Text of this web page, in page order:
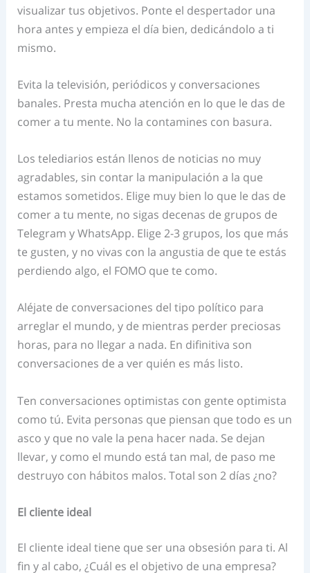
visualizar tus objetivos. Ponte el despertador una
hora antes y empieza el día bien, dedicándolo a ti
mismo.
Evita la televisión, periódicos y conversaciones
banales. Presta mucha atención en lo que le das de
comer a tu mente. No la contamines con basura.
Los telediarios están llenos de noticias no muy
agradables, sin contar la manipulación a la que
estamos sometidos. Elige muy bien lo que le das de
comer a tu mente, no sigas decenas de grupos de
Telegram y WhatsApp. Elige 2-3 grupos, los que más
te gusten, y no vivas con la angustia de que te estás
perdiendo algo, el FOMO que te como.
Aléjate de conversaciones del tipo político para
arreglar el mundo, y de mientras perder preciosas
horas, para no llegar a nada. En difinitiva son
conversaciones de a ver quién es más listo.
Ten conversaciones optimistas con gente optimista
como tú. Evita personas que piensan que todo es un
asco y que no vale la pena hacer nada. Se dejan
llevar, y como el mundo está tan mal, de paso me
destruyo con hábitos malos. Total son 2 días ¿no?
El cliente ideal
El cliente ideal tiene que ser una obsesión para ti. Al
fin y al cabo, ¿Cuál es el objetivo de una empresa?